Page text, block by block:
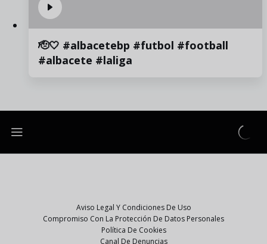
🫡🤍 #albacetebp #futbol #football
#albacete #laliga
Aviso Legal Y Condiciones De Uso
Compromiso Con La Protección De Datos Personales
Política De Cookies
Canal De Denuncias